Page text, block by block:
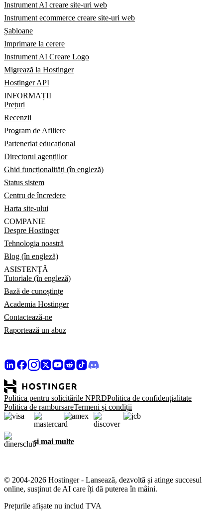
Instrument AI creare site-uri web
Instrument ecommerce creare site-uri web
Șabloane
Imprimare la cerere
Instrument AI Creare Logo
Migrează la Hostinger
Hostinger API
INFORMAȚII
Prețuri
Recenzii
Program de Afiliere
Parteneriat educațional
Directorul agențiilor
Ghid funcționalități (în engleză)
Status sistem
Centru de încredere
Harta site-ului
COMPANIE
Despre Hostinger
Tehnologia noastră
Blog (în engleză)
ASISTENȚĂ
Tutoriale (în engleză)
Bază de cunoștințe
Academia Hostinger
Contactează-ne
Raportează un abuz
Politica pentru solicitările NPRDPolitica de confidențialitate
Politica de rambursareTermeni și condiții
și mai multe
© 2004-2026 Hostinger - Lansează, dezvoltă și atinge succesul
online, susținut de AI care îți dă puterea în mâini.
Prețurile afișate nu includ TVA